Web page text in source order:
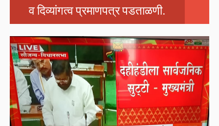
व दिव्यांगत्व प्रमाणपत्र पडताळणी.